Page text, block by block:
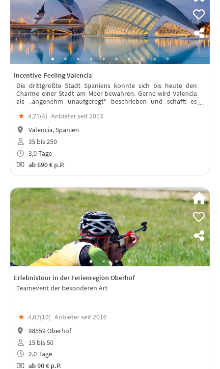
Incentive-Feeling Valencia
Die drittgrößte Stadt Spaniens konnte sich bis heute den
Charme einer Stadt am Meer bewahren. Gerne wird Valencia
als „angenehm unaufgeregt“ beschrieben und schafft es
begeistern
★ 4,71(4) Anbieter seit 2013
Valencia, Spanien
35 bis 250
3,0 Tage
ab690 € p.P.
Erlebnistour in der Ferienregion Oberhof
Teamevent der besonderen Art
★ 4,67(10) Anbieter seit 2016
98559 Oberhof
15 bis 50
2,0 Tage
ab90 € p.P.